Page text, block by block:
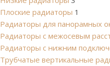
Плоские радиаторы 1
Радиаторы для панорамных
Радиаторы с межосевым
Радиаторы с нижним
Трубчатые вертикальные